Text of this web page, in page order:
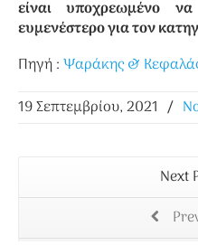
είναι υποχρεωμένο
ευμενέστερο για τον
Πηγή :Ψαράκης &
19 Σεπτεμβρίου, 2021 /
Next